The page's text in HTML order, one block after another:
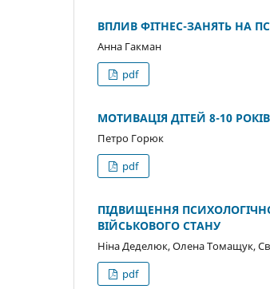
ВПЛИВ ФІТНЕС-ЗАНЯТЬ НА
Анна Гакман
pdf
МОТИВАЦІЯ ДІТЕЙ 8-10
Петро Горюк
pdf
ПІДВИЩЕННЯ
ВІЙСЬКОВОГО СТАНУ
Ніна Деделюк, Олена Томащук,
pdf